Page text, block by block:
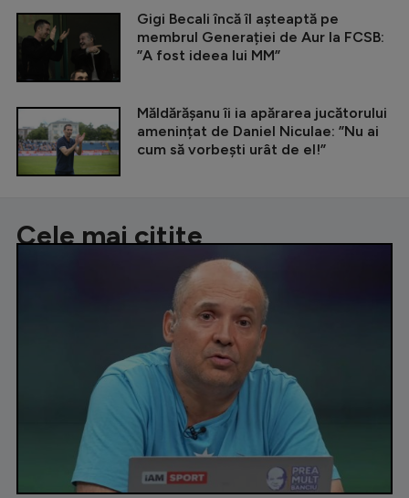
Gigi Becali încă îl așteaptă pe
membrul Generației de Aur la FCSB:
”A fost ideea lui MM”
Măldărășanu îi ia apărarea jucătorului
amenințat de Daniel Niculae: ”Nu ai
cum să vorbești urât de el!”
Cele mai citite